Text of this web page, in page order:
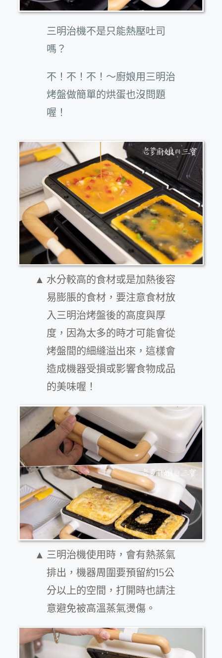
三明治機不是只能熱壓吐司
嗎？
不！不！不！～廚娘用三明治
烤盤做簡單的烘蛋也沒問題
喔！
水分較高的食材或是加熱後容
易膨脹的食材，要注意食材放
入三明治烤盤後的高度與厚
度，因為太多的時才可能會從
烤盤間的細縫溢出來，這樣會
造成機器受損或影響食物成品
的美味喔！
三明治機使用時，會有熱蒸氣
排出，機器周圍要預留約15公
分以上的空間，打開時也請注
意避免被高溫蒸氣燙傷。